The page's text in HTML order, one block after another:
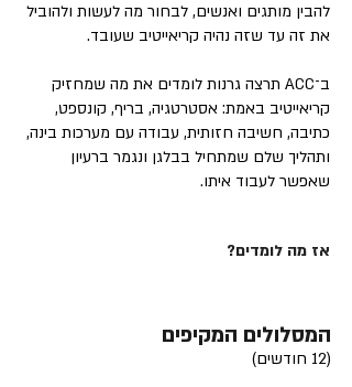
להבין מותגים ואנשים, לבחור מה לעשות ולהוביל
את זה עד שזה נהיה קריאייטיב שעובד.
ב־ACC תרצה גרנות לומדים את מה שמחזיק
קריאייטיב באמת: אסטרטגיה, בריף, קונספט,
כתיבה, חשיבה חזותית, עבודה עם מערכות בינה,
ותהליך שלם שמתחיל בבלגן ונגמר ברעיון
שאפשר לעבוד איתו.
אז מה לומדים?
המסלולים המקיפים
(12 חודשים)